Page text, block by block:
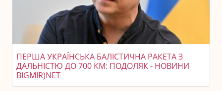
ПЕРША УКРАЇНСЬКА БАЛІСТИЧНА РАКЕТА З
ДАЛЬНІСТЮ ДО 700 КМ: ПОДОЛЯК - НОВИНИ
BIGMIR)NET